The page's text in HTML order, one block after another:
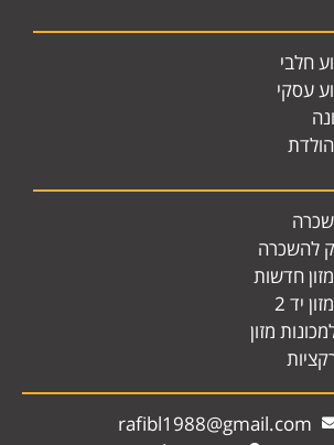
חלבי
עסקי
הולדת
להשכרה
חדשות
יד 2
מזון
rafibl1988@gmail.com